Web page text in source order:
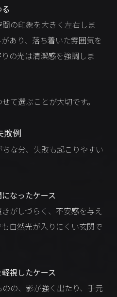
の印象を大きく左右しま
あり、落ち着いた雰囲気を
の光は清潔感を強調しま
て選ぶことが大切です。
敗例
な分、失敗も起こりやすい
なったケース
がしづらく、不安感を与え
自然光が入りにくい玄関で
視したケース
の、影が強く出たり、手元